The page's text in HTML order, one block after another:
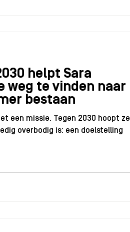
helpt Sara
weg te vinden naar
bestaan
een missie. Tegen 2030 hoopt ze
overbodig is: een doelstelling